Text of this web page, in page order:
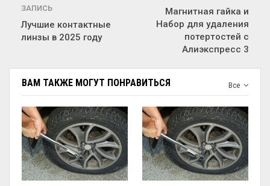
ЗАПИСЬ
Лучшие контактные
линзы в 2025 году
Магнитная гайка и
Набор для удаления
потертостей с
Алиэкспресс 3
Все
ВАМ ТАКЖЕ МОГУТ ПОНРАВИТЬСЯ